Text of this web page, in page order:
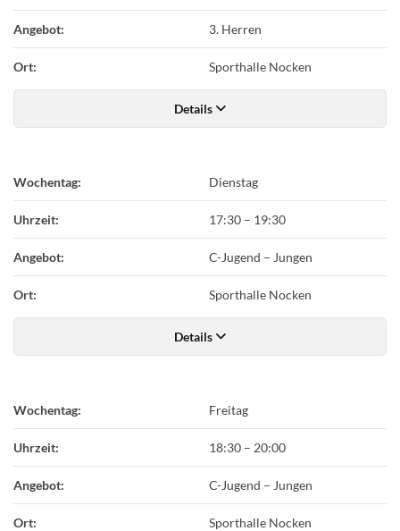
Angebot: 3. Herren
Ort: Sporthalle Nocken
Details
Wochentag: Dienstag
Uhrzeit: 17:30 – 19:30
Angebot: C-Jugend – Jungen
Ort: Sporthalle Nocken
Details
Wochentag: Freitag
Uhrzeit: 18:30 – 20:00
Angebot: C-Jugend – Jungen
Ort: Sporthalle Nocken